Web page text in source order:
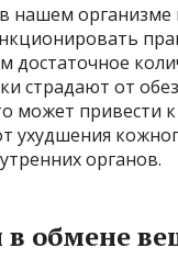
нашем организме
достаточное
страдают от
может привести
ухудшения
органов.
в обмене